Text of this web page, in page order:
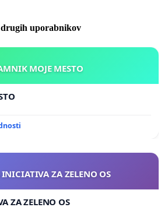
uporabnikov
KAMNIK MOJE MESTO
MESTO
ZA ZELENO OS
ZA ZELENO OS